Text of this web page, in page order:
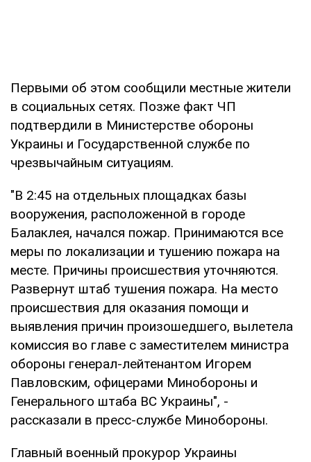
Первыми об этом сообщили местные жители
в социальных сетях. Позже факт ЧП
подтвердили в Министерстве обороны
Украины и Государственной службе по
чрезвычайным ситуациям.
"В 2:45 на отдельных площадках базы
вооружения, расположенной в городе
Балаклея, начался пожар. Принимаются все
меры по локализации и тушению пожара на
месте. Причины происшествия уточняются.
Развернут штаб тушения пожара. На место
происшествия для оказания помощи и
выявления причин произошедшего, вылетела
комиссия во главе с заместителем министра
обороны генерал-лейтенантом Игорем
Павловским, офицерами Минобороны и
Генерального штаба ВС Украины", -
рассказали в пресс-службе Минобороны.
Главный военный прокурор Украины